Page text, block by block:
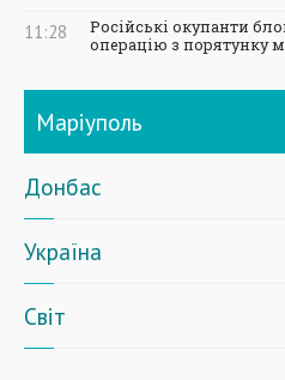
11:28
Російські окупанти
операцію з порятунку
Маріуполь
Донбас
Україна
Світ